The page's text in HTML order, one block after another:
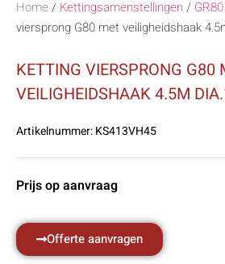
Home / Kettingsamenstellingen / GR80
viersprong G80 met veiligheidshaak
KETTING VIERSPRONG G80
VEILIGHEIDSHAAK 4.5M
Artikelnummer:KS413VH45
Prijs op aanvraag
Offerte aanvragen